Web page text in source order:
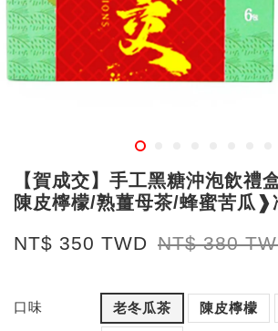
【賀成交】手工黑糖沖泡飲禮
陳皮檸檬/熟薑母茶/蜂蜜苦瓜❱
NT$ 350 TWD NT$ 380
口味 老冬瓜茶 陳皮檸檬